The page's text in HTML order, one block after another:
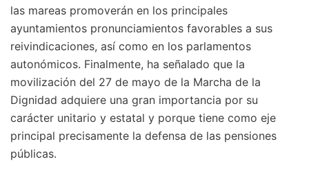
las mareas promoverán en los principales
ayuntamientos pronunciamientos favorables a sus
reivindicaciones, así como en los parlamentos
autonómicos. Finalmente, ha señalado que la
movilización del 27 de mayo de la Marcha de la
Dignidad adquiere una gran importancia por su
carácter unitario y estatal y porque tiene como eje
principal precisamente la defensa de las pensiones
públicas.